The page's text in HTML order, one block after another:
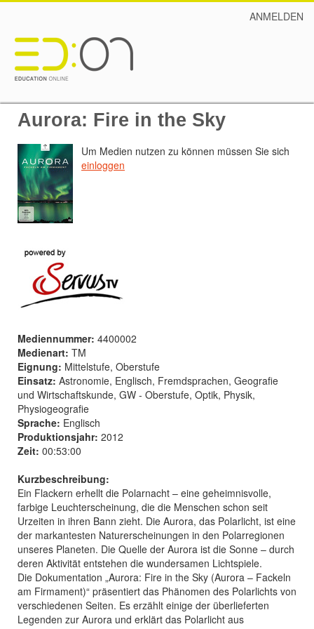
ANMELDEN
Aurora: Fire in the Sky
Um Medien nutzen zu können müssen Sie sich
einloggen
Mediennummer: 4400002
Medienart: TM
Eignung: Mittelstufe, Oberstufe
Einsatz: Astronomie, Englisch, Fremdsprachen, Geografie
und Wirtschaftskunde, GW - Oberstufe, Optik, Physik,
Physiogeografie
Sprache: Englisch
Produktionsjahr: 2012
Zeit: 00:53:00
Kurzbeschreibung:
Ein Flackern erhellt die Polarnacht – eine geheimnisvolle,
farbige Leuchterscheinung, die die Menschen schon seit
Urzeiten in ihren Bann zieht. Die Aurora, das Polarlicht, ist eine
der markantesten Naturerscheinungen in den Polarregionen
unseres Planeten. Die Quelle der Aurora ist die Sonne – durch
deren Aktivität entstehen die wundersamen Lichtspiele.
Die Dokumentation „Aurora: Fire in the Sky (Aurora – Fackeln
am Firmament)“ präsentiert das Phänomen des Polarlichts von
verschiedenen Seiten. Es erzählt einige der überlieferten
Legenden zur Aurora und erklärt das Polarlicht aus